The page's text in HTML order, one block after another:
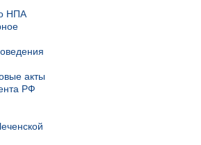
НПА
акты
РФ